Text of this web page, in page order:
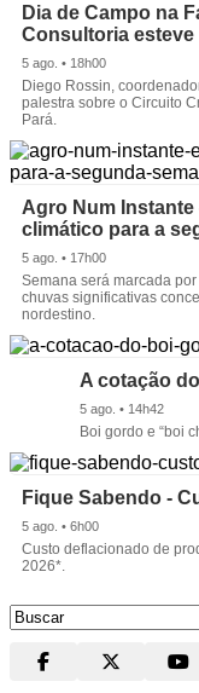
Dia de Campo na
Consultoria esteve
5 ago. • 18h00
Diego Rossin,
palestra sobre o Circuito
Pará.
Agro Num
climático para a
5 ago. • 17h00
Semana será marcada
chuvas significativas
nordestino.
A cotação
5 ago. • 14h42
Boi gordo e “boi
Fique Sabendo -
5 ago. • 6h00
Custo deflacionado de
2026*.